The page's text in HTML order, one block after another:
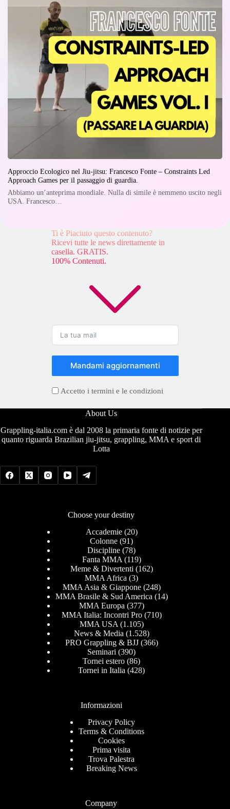
Approccio Ecologico nel Jiu-jitsu: Francesco Fonte – Constraints Led
Approach Games per il passaggio di guardia.
Abbiamo un’anteprima mondiale. Nulla di simile è nemmeno uscito negli
USA. Francesco…
Ti è Piaciuto questo contenuto?
Ricevi tutte le news direttamente in
casella. GRATIS.
100% Contenuti.
Mandami aggiornamenti
Accetto i termini e le condizioni
About Us
Grappling-italia.com è dal 2008 la primaria fonte di notizie per
quanto riguarda Brazilian jiu-jitsu, grappling, MMA e sport di
Lotta
Choose your destiny
Accademie(20)
Colonne (91)
Discipline (78)
Fanta MMA (119)
Meme & Divertenti (162)
MMA Africa (3)
MMA Asia & Giappone(248)
MMA Brasile & Sud America (14)
MMA Europa (377)
MMA Italia: Incontri Pro(710)
MMA USA (1.105)
News & Media (1.528)
PRO Grappling & BJJ(366)
Seminari (390)
Tornei estero (86)
Tornei in Italia (428)
Informazioni
Privacy Policy
Terms & Conditions
Cookies
Prima visita
Trova Palestra
Breaking News
Company